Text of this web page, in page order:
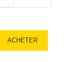
ACHETER